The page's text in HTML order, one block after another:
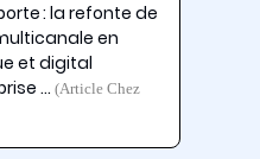
: la refonte de
en
et digital
… (Article Chez